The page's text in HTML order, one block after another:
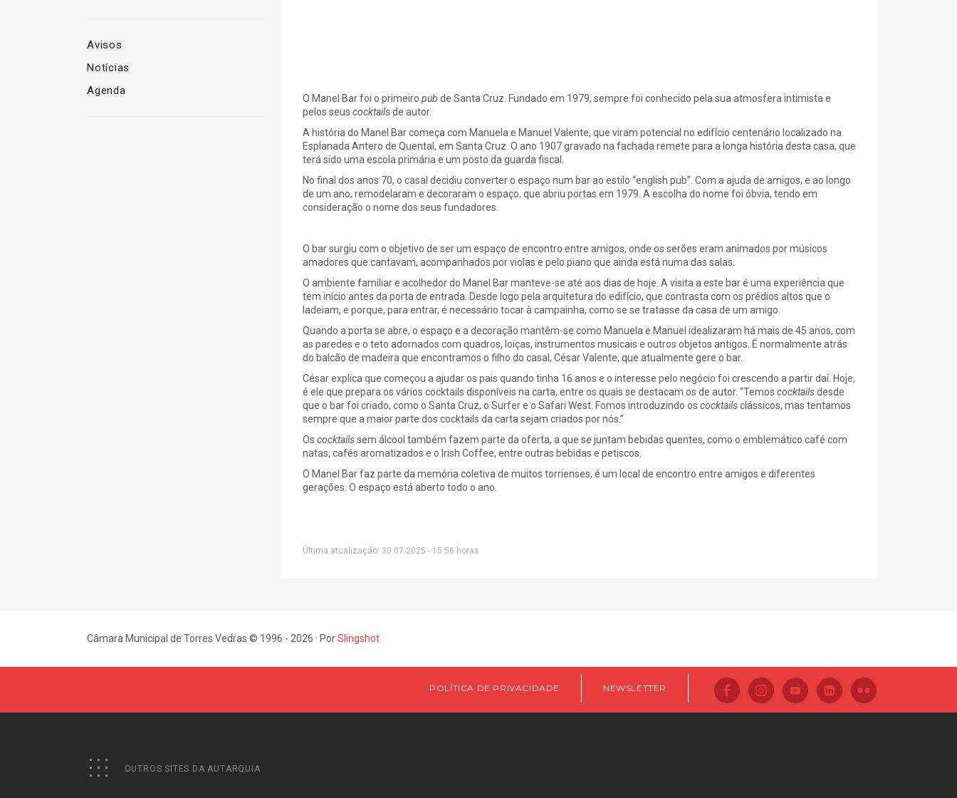
Avisos
Notícias
Agenda
O Manel Bar foi o primeiro pub de Santa Cruz. Fundado em 1979, sempre foi conhecido pela sua atmosfera intimista e
pelos seus cocktailsde autor.
A história do Manel Bar começa com Manuela e Manuel Valente, que viram potencial no edifício centenário localizado na
Esplanada Antero de Quental, em Santa Cruz. O ano 1907 gravado na fachada remete para a longa história desta casa, que
terá sido uma escola primária e um posto da guarda fiscal.
No final dos anos 70, o casal decidiu converter o espaço num bar ao estilo “english pub”. Com a ajuda de amigos, e ao longo
de um ano, remodelaram e decoraram o espaço, que abriu portas em 1979. A escolha do nome foi óbvia, tendo em
consideração o nome dos seus fundadores.
O bar surgiu com o objetivo de ser um espaço de encontro entre amigos, onde os serões eram animados por músicos
amadores que cantavam, acompanhados por violas e pelo piano que ainda está numa das salas.
O ambiente familiar e acolhedor do Manel Bar manteve-se até aos dias de hoje. A visita a este bar é uma experiência que
tem início antes da porta de entrada. Desde logo pela arquitetura do edifício, que contrasta com os prédios altos que o
ladeiam, e porque, para entrar, é necessário tocar à campainha, como se se tratasse da casa de um amigo.
Quando a porta se abre, o espaço e a decoração mantêm-se como Manuela e Manuel idealizaram há mais de 45 anos, com
as paredes e o teto adornados com quadros, loiças, instrumentos musicais e outros objetos antigos. É normalmente atrás
do balcão de madeira que encontramos o filho do casal, César Valente, que atualmente gere o bar.
César explica que começou a ajudar os pais quando tinha 16 anos e o interesse pelo negócio foi crescendo a partir daí. Hoje,
é ele que prepara os vários cocktails disponíveis na carta, entre os quais se destacam os de autor. “Temos cocktailsdesde
que o bar foi criado, como o Santa Cruz, o Surfer e o Safari West. Fomos introduzindo os cocktailsclássicos, mas tentamos
sempre que a maior parte dos cocktails da carta sejam criados por nós.”
Os cocktailssem álcool também fazem parte da oferta, a que se juntam bebidas quentes, como o emblemático café com
natas, cafés aromatizados e o Irish Coffee, entre outras bebidas e petiscos.
O Manel Bar faz parte da memória coletiva de muitos torrienses, é um local de encontro entre amigos e diferentes
gerações. O espaço está aberto todo o ano.
Última atualização: 30.07.2025 - 15:56 horas
Câmara Municipal de Torres Vedras © 1996 - 2026 · PorSlingshot
POLÍTICA DE PRIVACIDADE NEWSLETTER
OUTROS SITES DA AUTARQUIA